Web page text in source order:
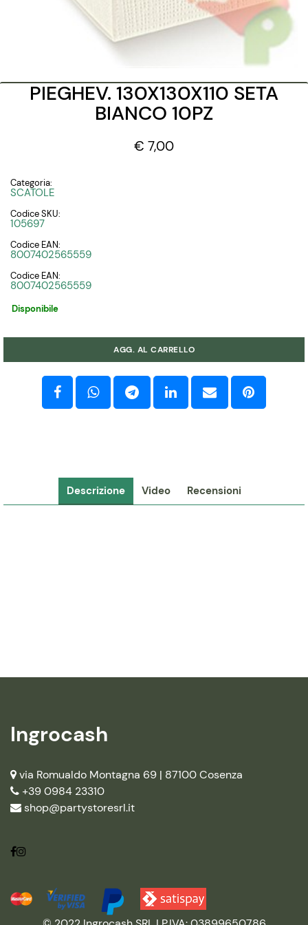
PIEGHEV. 130X130X110 SETA
BIANCO 10PZ
€ 7,00
Categoria:
SCATOLE
Codice SKU:
105697
Codice EAN:
8007402565559
Codice EAN:
8007402565559
Disponibile
AGG. AL CARRELLO
Descrizione Video Recensioni
Ingrocash
via Romualdo Montagna 69 | 87100 Cosenza
+39 0984 23310
shop@partystoresrl.it